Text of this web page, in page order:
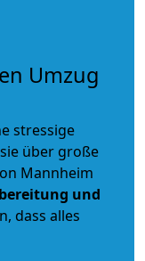
Umzug
stressige
über große
Mannheim
und
dass alles